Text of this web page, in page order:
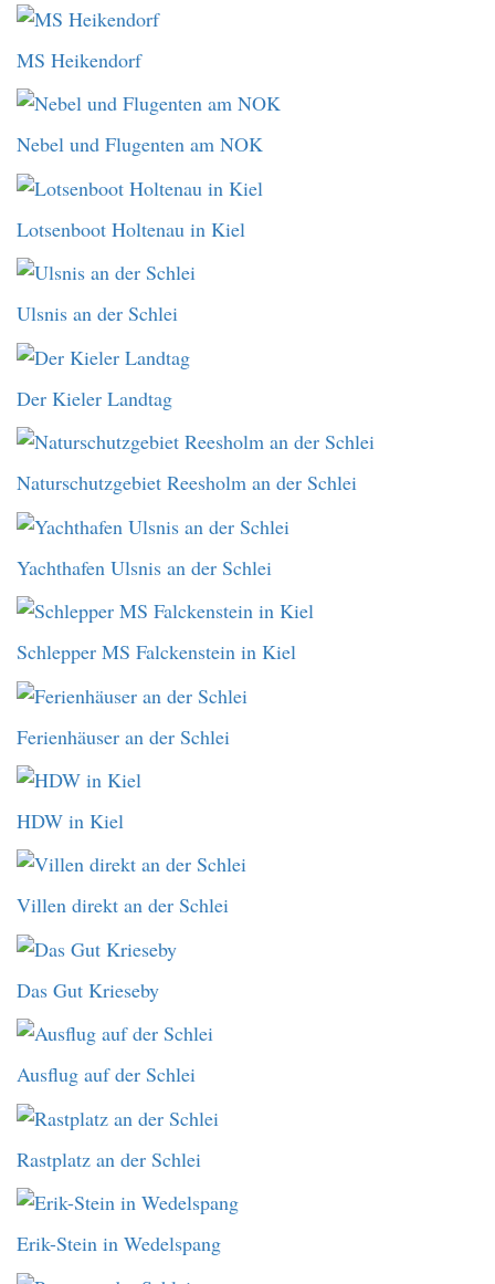
MS Heikendorf
Nebel und Flugenten am NOK
Lotsenboot Holtenau in Kiel
Ulsnis an der Schlei
Der Kieler Landtag
Naturschutzgebiet Reesholm an der Schlei
Yachthafen Ulsnis an der Schlei
Schlepper MS Falckenstein in Kiel
Ferienhäuser an der Schlei
HDW in Kiel
Villen direkt an der Schlei
Das Gut Krieseby
Ausflug auf der Schlei
Rastplatz an der Schlei
Erik-Stein in Wedelspang